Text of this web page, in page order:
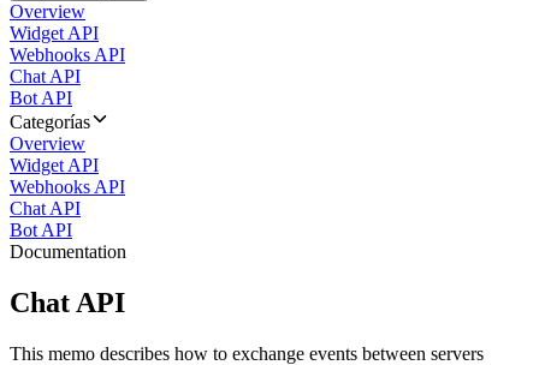
Overview
Widget API
Webhooks API
Chat API
Bot API
Categorías
Overview
Widget API
Webhooks API
Chat API
Bot API
Documentation
Chat API
This memo describes how to exchange events between servers